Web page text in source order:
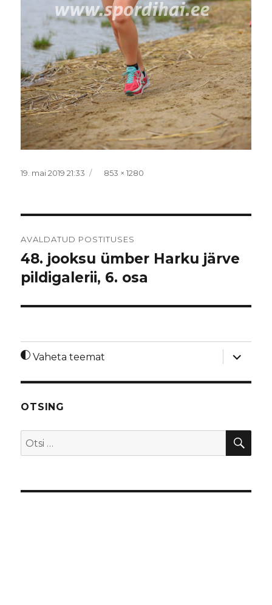
Postitatud
19. mai 2019 21:33 Täissuurus
853 × 1280
AVALDATUD POSTITUSES
48. jooksu ümber Harku järve
pildigalerii, 6. osa
Vaheta teemat
laienda
OTSING
Otsi: